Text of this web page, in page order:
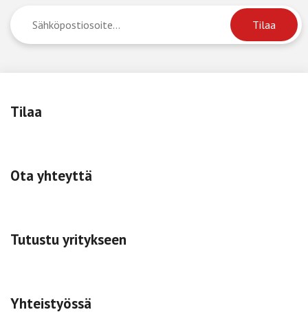
Tilaa
Ota yhteyttä
Tutustu yritykseen
Yhteistyössä